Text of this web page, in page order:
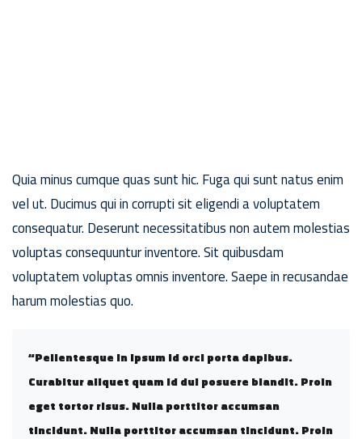
Quia minus cumque quas sunt hic. Fuga qui sunt natus enim
vel ut. Ducimus qui in corrupti sit eligendi a voluptatem
consequatur. Deserunt necessitatibus non autem molestias
voluptas consequuntur inventore. Sit quibusdam
voluptatem voluptas omnis inventore. Saepe in recusandae
harum molestias quo.
“Pellentesque in ipsum id orci porta dapibus.
Curabitur aliquet quam id dui posuere blandit. Proin
eget tortor risus. Nulla porttitor accumsan
tincidunt. Nulla porttitor accumsan tincidunt. Proin